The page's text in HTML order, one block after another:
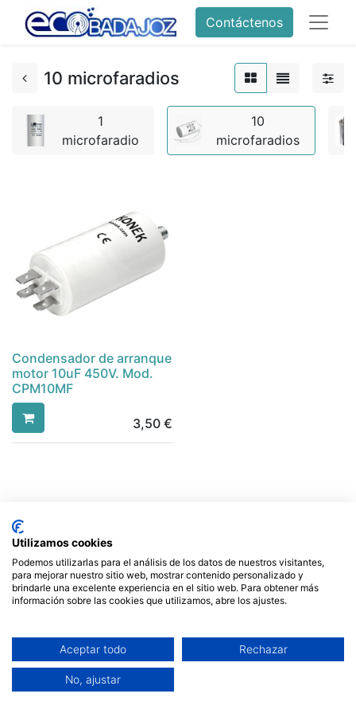
Contáctenos
10 microfaradios
1
microfaradio
10
microfaradios
Condensador de arranque
motor 10uF 450V. Mod.
CPM10MF
3,50€
Enlaces de Interés
Acerca de Nosotros
Política de Cookies
Política de Privacidad
Condiciones de Envío
Contáctenos
Utilizamos cookies
Podemos utilizarlas para el análisis de los datos de nuestros visitantes,
para mejorar nuestro sitio web, mostrar contenido personalizado y
brindarle una excelente experiencia en el sitio web. Para obtener más
información sobre las cookies que utilizamos, abre los ajustes.
Aceptar todo Rechazar
No, ajustar